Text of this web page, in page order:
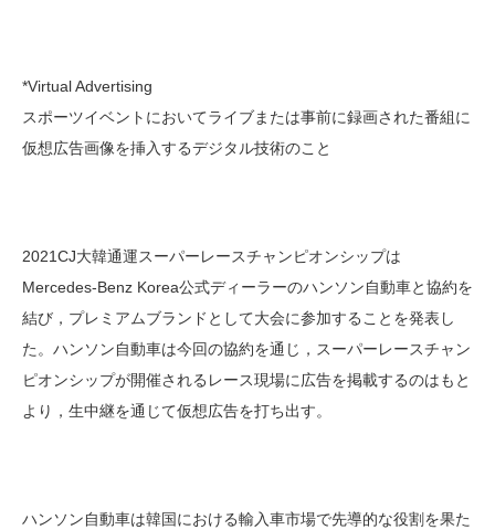
*Virtual Advertising
スポーツイベントにおいてライブまたは事前に録画された番組に
仮想広告画像を挿入するデジタル技術のこと
2021CJ大韓通運スーパーレースチャンピオンシップは
Mercedes-Benz Korea公式ディーラーのハンソン自動車と協約を
結び，プレミアムブランドとして大会に参加することを発表し
た。ハンソン自動車は今回の協約を通じ，スーパーレースチャン
ピオンシップが開催されるレース現場に広告を掲載するのはもと
より，生中継を通じて仮想広告を打ち出す。
ハンソン自動車は韓国における輸入車市場で先導的な役割を果た